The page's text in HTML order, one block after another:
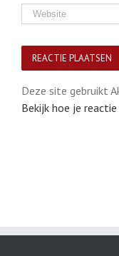
Deze site gebruikt
Bekijk hoe je